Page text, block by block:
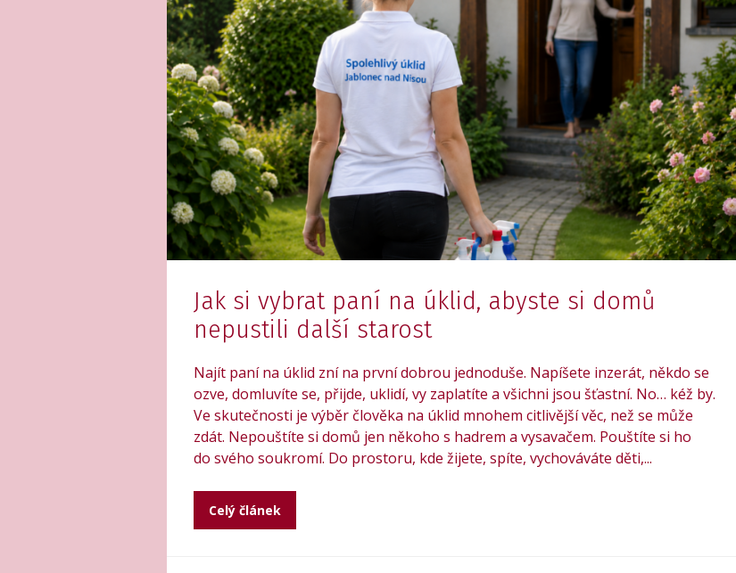
Jak si vybrat paní na úklid, abyste si domů
nepustili další starost
Najít paní na úklid zní na první dobrou jednoduše. Napíšete inzerát, někdo se
ozve, domluvíte se, přijde, uklidí, vy zaplatíte a všichni jsou šťastní. No… kéž by.
Ve skutečnosti je výběr člověka na úklid mnohem citlivější věc, než se může
zdát. Nepouštíte si domů jen někoho s hadrem a vysavačem. Pouštíte si ho
do svého soukromí. Do prostoru, kde žijete, spíte, vychováváte děti,...
Celý článek